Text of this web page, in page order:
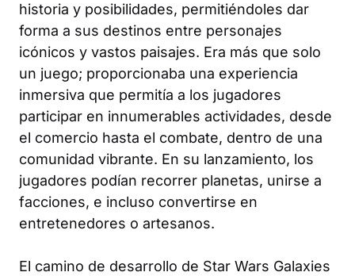
historia y posibilidades, permitiéndoles dar
forma a sus destinos entre personajes
icónicos y vastos paisajes. Era más que solo
un juego; proporcionaba una experiencia
inmersiva que permitía a los jugadores
participar en innumerables actividades, desde
el comercio hasta el combate, dentro de una
comunidad vibrante. En su lanzamiento, los
jugadores podían recorrer planetas, unirse a
facciones, e incluso convertirse en
entretenedores o artesanos.
El camino de desarrollo de Star Wars Galaxies